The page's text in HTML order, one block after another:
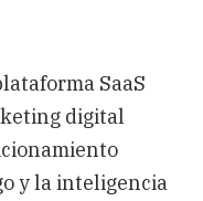
SaaS
digital
y la inteligencia